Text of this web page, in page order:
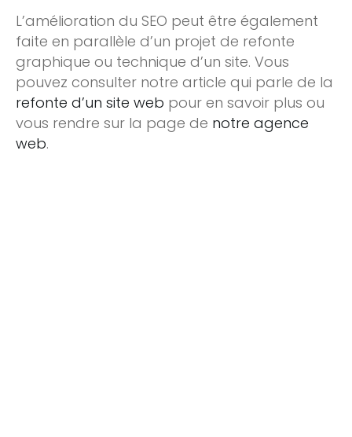
L’amélioration du SEO peut être également
faite en parallèle d’un projet de refonte
graphique ou technique d’un site. Vous
pouvez consulter notre article qui parle de la
refonte d’un site web pour en savoir plus ou
vous rendre sur la page de notre agence
web.